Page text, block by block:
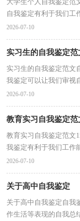
大学生个人自我鉴定范
自我鉴定有利于我们工
吧。那么我们该怎么去
2026-07-10
实习生的自我鉴定范
实习生的自我鉴定范文
我鉴定可以让我们审视
鉴定怎么写才能发挥它
2026-07-10
教育实习自我鉴定范
教育实习自我鉴定范文
我鉴定有利于我们工作
定吧。那么自我鉴定有
2026-07-10
关于高中自我鉴定
关于高中自我鉴定自我
作生活等表现的自我总